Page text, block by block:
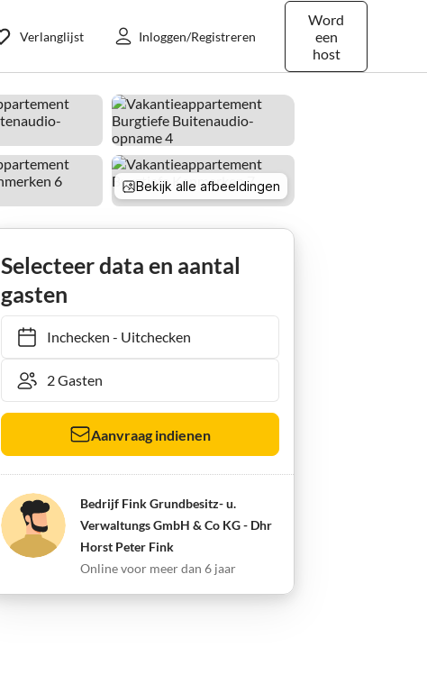
Word
een
host
Verlanglijst Inloggen/Registreren
Bekijk alle afbeeldingen
Selecteer data en aantal
gasten
Inchecken- Uitchecken
Aanvraag indienen
Bedrijf Fink Grundbesitz- u.
Verwaltungs GmbH & Co KG - Dhr
Horst Peter Fink
Online voor meer dan 6 jaar